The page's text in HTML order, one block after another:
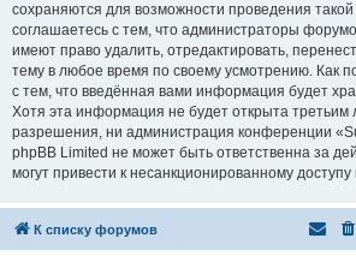
сохраняются для возможности проведения
соглашаетесь с тем, что администраторы
имеют право удалить, отредактировать,
тему в любое время по своему усмотрению. Как
с тем, что введённая вами информация будет
Хотя эта информация не будет открыта третьим
разрешения, ни администрация конференции
phpBB Limited не может быть ответственна за
могут привести к несанкционированному доступу
К списку форумов